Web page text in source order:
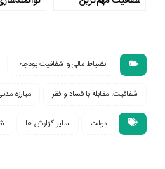
انضباط مالى و شفافيت بودجه
شفافیت، مقابله با فساد و فقر مبارزه
دولت سایر گزارش ها